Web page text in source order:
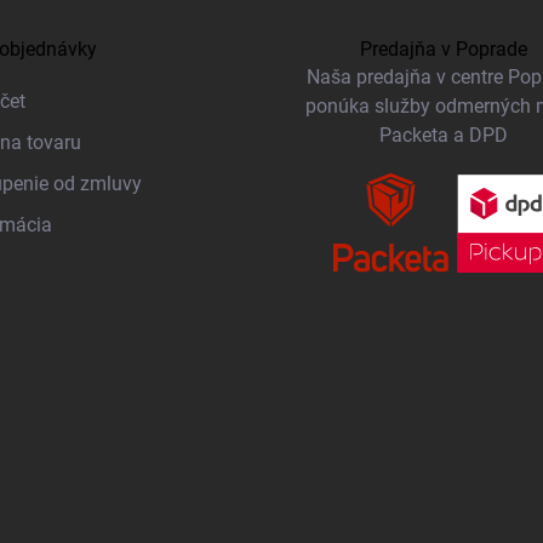
tovaru
od zmluvy
Predajňa v Poprade
Naša predajňa v centre
ponúka služby odmerných
Packeta a DPD